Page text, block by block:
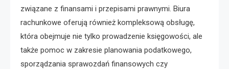
związane z finansami i przepisami prawnymi. Biura
rachunkowe oferują również kompleksową obsługę,
która obejmuje nie tylko prowadzenie księgowości, ale
także pomoc w zakresie planowania podatkowego,
sporządzania sprawozdań finansowych czy